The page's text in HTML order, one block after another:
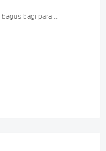
bagi para ...